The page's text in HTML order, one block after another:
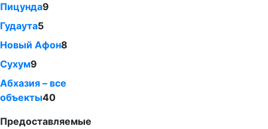
Пицунда9
Гудаута5
Новый Афон8
Сухум9
Абхазия – все
объекты40
Предоставляемые